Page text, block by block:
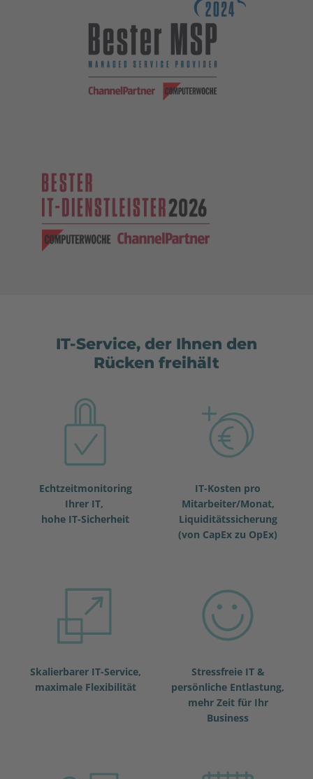
IT-Service, der Ihnen den
Rücken freihält
Echtzeitmonitoring
Ihrer IT,
hohe IT-Sicherheit
IT-Kosten pro
Mitarbeiter/Monat,
Liquiditätssicherung
(von CapEx zu OpEx)
Skalierbarer IT-Service,
maximale Flexibilität
Stressfreie IT &
persönliche Entlastung,
mehr Zeit für Ihr
Business